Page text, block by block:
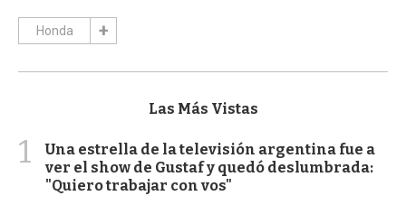
Honda
Las Más Vistas
1
Una estrella de la televisión argentina fue a
ver el show de Gustaf y quedó deslumbrada:
"Quiero trabajar con vos"